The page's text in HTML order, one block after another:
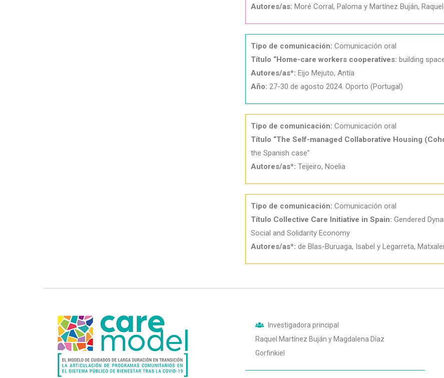
Autores/as: Moré Corral, Paloma y Martínez Buján, Raquel
Tipo de comunicación:Comunicación oral
Título “Home-care workers cooperatives: building
Autores/as*:Eijo Mejuto, Antía
Año: 27-30 de agosto 2024. Oporto (Portugal)
Tipo de comunicación: Comunicación oral
Título “The Self-managed Collaborative Housing
the Spanish case”
Autores/as*: Teijeiro, Noelia
Tipo de comunicación: Comunicación oral
Título Collective Care Initiative in Spain: Gendered
Social and Solidarity Economy
Autores/as*: de Blas-Buruaga, Isabel y Legarreta,
Investigadora principal
Raquel Martínez Buján y Magdalena Díaz
Gorfinkiel